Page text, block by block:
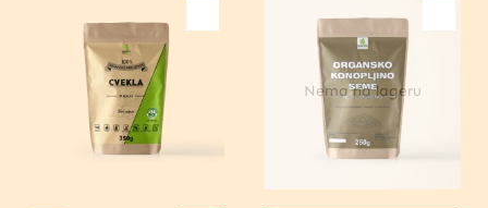
Nema na lageru